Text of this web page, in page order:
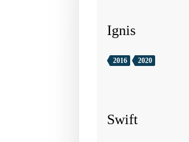
Ignis
2016 2020
Swift